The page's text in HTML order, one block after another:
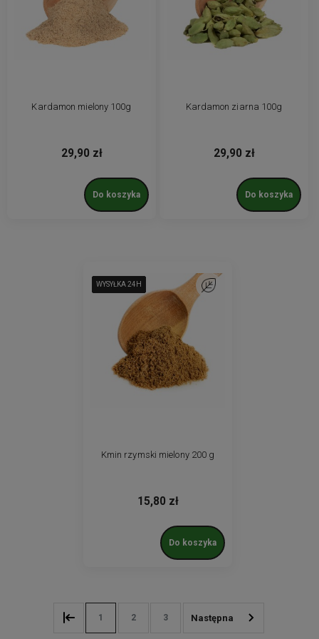
Kardamon mielony 100g
29,90 zł
Do koszyka
Kardamon ziarna 100g
29,90 zł
Do koszyka
WYSYŁKA 24H
WYSYŁKA 24H
WYSYŁKA 24H
WYSYŁKA 24H
WYSYŁKA 24H
WYSYŁKA 24H
Kmin rzymski mielony 200 g
15,80 zł
Do koszyka
Do ulubionych
1 2 3